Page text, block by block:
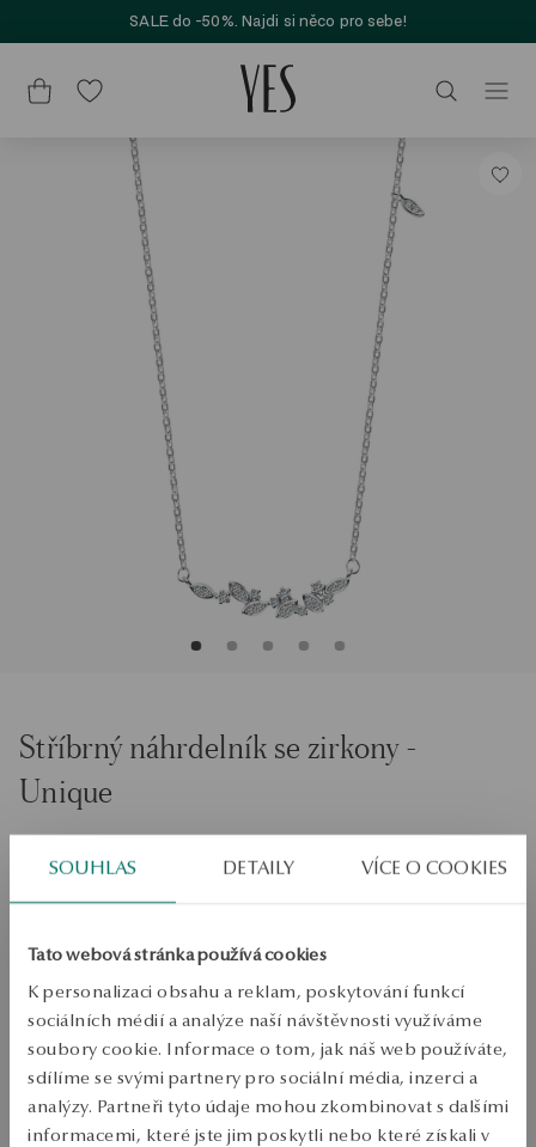
SOUHLAS DETAILY VÍCE O COOKIES
Tato webová stránka používá cookies
K personalizaci obsahu a reklam, poskytování funkcí
sociálních médií a analýze naší návštěvnosti využíváme
soubory cookie. Informace o tom, jak náš web používáte,
sdílíme se svými partnery pro sociální média, inzerci a
analýzy. Partneři tyto údaje mohou zkombinovat s dalšími
informacemi, které jste jim poskytli nebo které získali v
SALE do -50%. Najdi si něco pro sebe!
Stříbrný náhrdelník se zirkony -
Unique
Velikost
PŘIDAT DO KOŠÍKU
Ověřte si dostupnost na prodejně
Odeslání:1pracovní dny
Doprava zdarma od 1700 Kč